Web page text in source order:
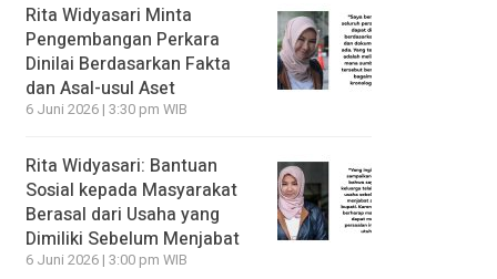
Rita Widyasari Minta
Pengembangan Perkara
Dinilai Berdasarkan Fakta
dan Asal-usul Aset
6 Juni 2026 | 3:30 pm WIB
Rita Widyasari: Bantuan
Sosial kepada Masyarakat
Berasal dari Usaha yang
Dimiliki Sebelum Menjabat
6 Juni 2026 | 3:00 pm WIB